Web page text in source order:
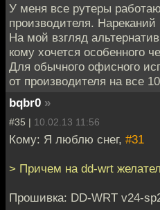
У меня все рутеры
производителя. Нареканий
На мой взгляд
кому хочется особенного
Для обычного офисного
от производителя на все
bqbr0 »
#35 | 10.02.13 11:56
Кому: Я люблю снег, #31
> Причем на dd-wrt
Прошивка: DD-WRT v24-